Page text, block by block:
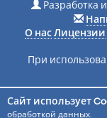
Разработка
О нас Лицензии
При
Сайт использует
обработкой данных.